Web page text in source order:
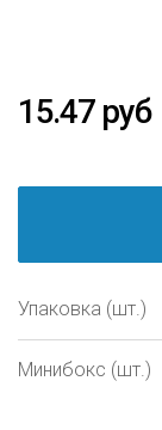
15.47 руб
Упаковка (шт.)
Минибокс (шт.)